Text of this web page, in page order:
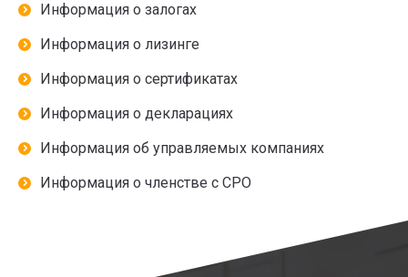
Информация о залогах
Информация о лизинге
Информация о сертификатах
Информация о декларациях
Информация об управляемых компаниях
Информация о членстве с СРО